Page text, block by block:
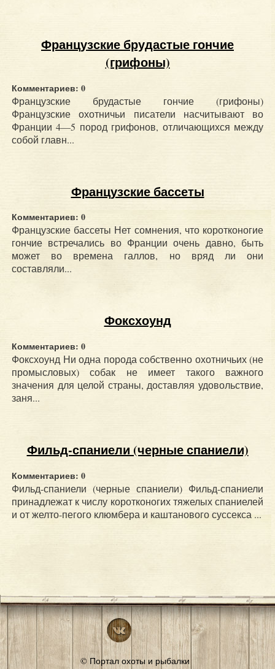
Французские брудастые гончие
(грифоны)
Комментариев: 0
Французские брудастые гончие (грифоны)
Французские охотничьи писатели насчитывают во
Франции 4—5 пород грифонов, отличающихся между
собой главн...
Французские бассеты
Комментариев: 0
Французские бассеты Нет сомнения, что коротконогие
гончие встречались во Франции очень давно, быть
может во времена галлов, но вряд ли они
составляли...
Фоксхоунд
Комментариев: 0
Фоксхоунд Ни одна порода собственно охотничьих (не
промысловых) собак не имеет такого важного
значения для целой страны, доставляя удовольствие,
заня...
Фильд-спаниели (черные спаниели)
Комментариев: 0
Фильд-спаниели (черные спаниели) Фильд-спаниели
принадлежат к числу коротконогих тяжелых спаниелей
и от желто-пегого клюмбера и каштанового суссекса ...
© Портал охоты и рыбалки